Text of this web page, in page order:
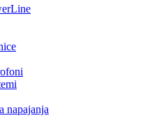
napajanja